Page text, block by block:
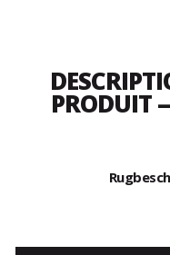
PRODUIT